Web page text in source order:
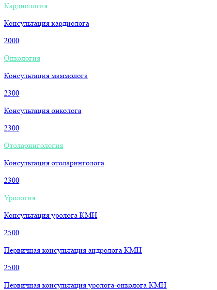
Кардиология
Консультация кардиолога
2000
Онкология
Консультация маммолога
2300
Консультация онколога
2300
Отоларингология
Консультация отоларинголога
2300
Урология
Консультация уролога КМН
2500
Первичная консультация андролога КМН
2500
Первичная консультация уролога-онколога КМН